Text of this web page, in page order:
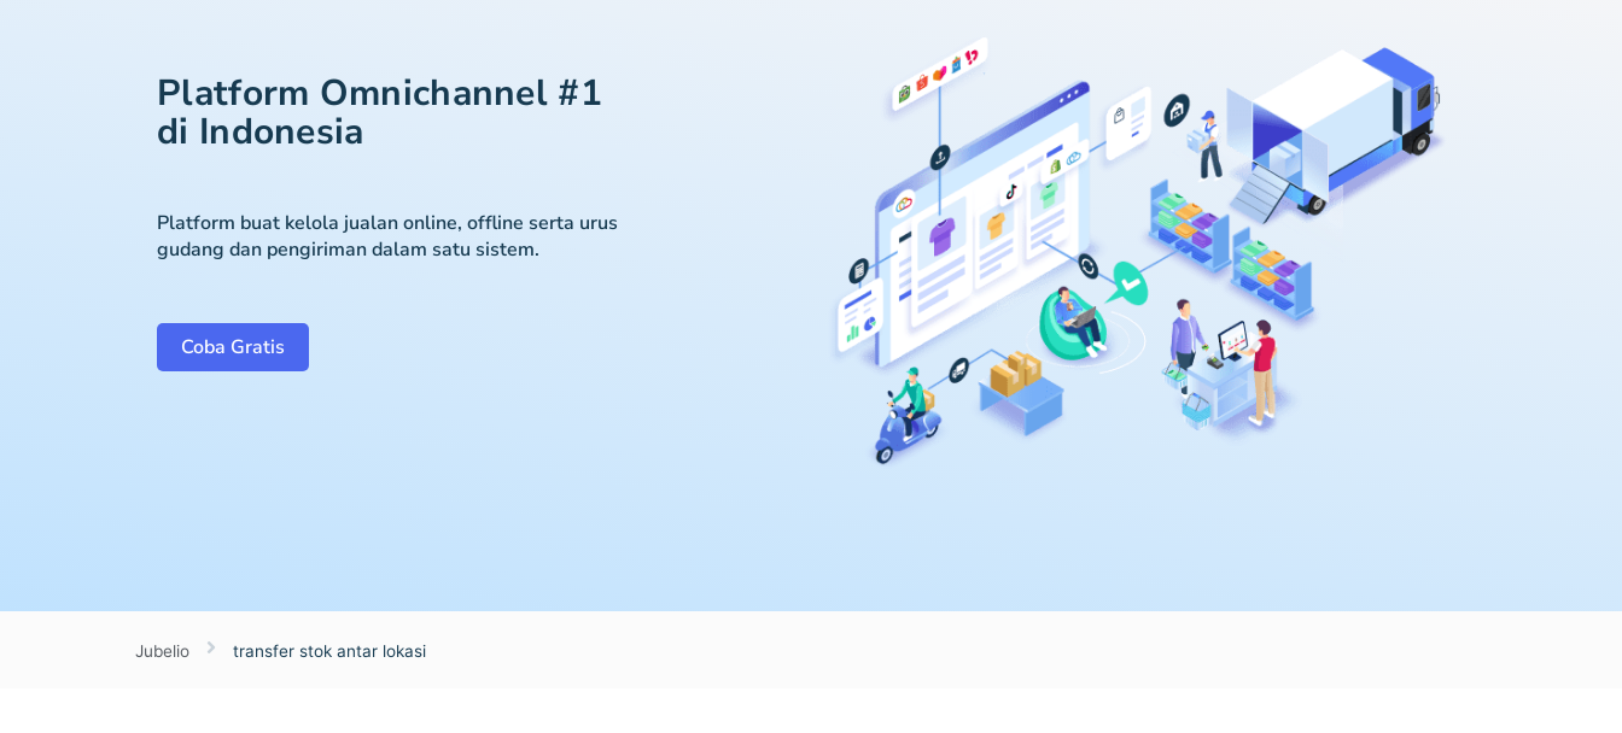
Platform Omnichannel #1
di Indonesia
Platform buat kelola jualan online, offline serta urus
gudang dan pengiriman dalam satu sistem.
Coba Gratis
Jubelio transfer stok antar lokasi